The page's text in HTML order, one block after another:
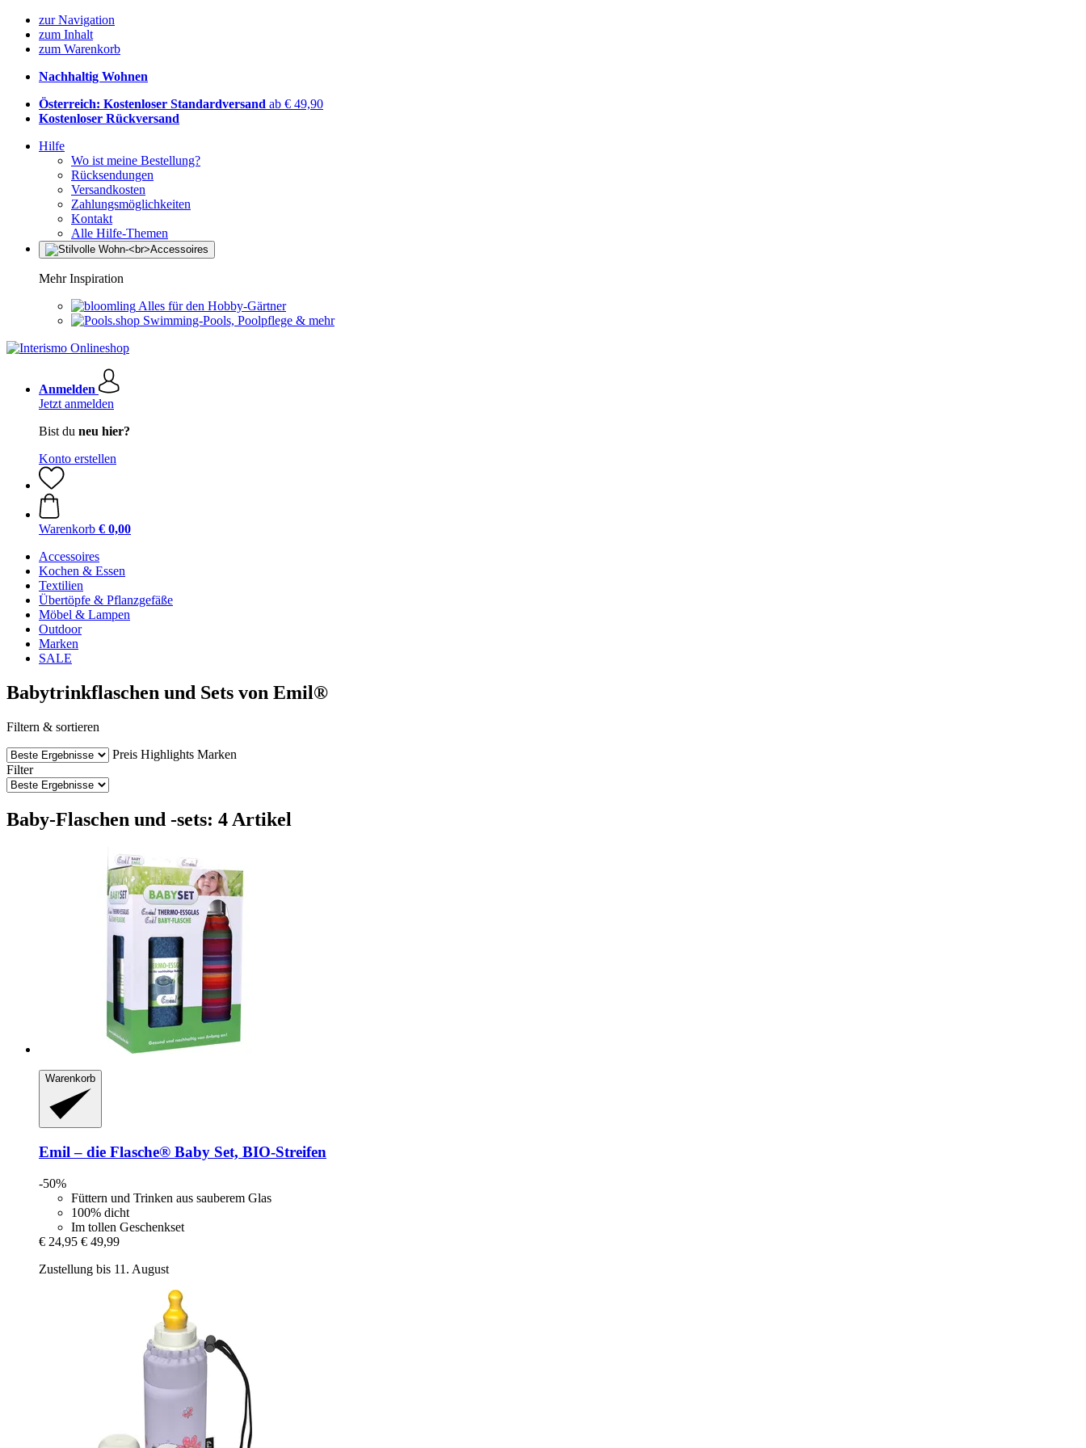
zur Navigation
zum Inhalt
zum Warenkorb
Nachhaltig Wohnen
Österreich: Kostenloser Standardversand ab € 49,90
Kostenloser Rückversand
Hilfe
Wo ist meine Bestellung?
Rücksendungen
Versandkosten
Zahlungsmöglichkeiten
Kontakt
Alle Hilfe-Themen
Mehr Inspiration
Alles für den Hobby-Gärtner
Swimming-Pools, Poolpflege & mehr
Anmelden
Jetzt anmelden
Bist du neu hier?
Konto erstellen
Warenkorb € 0,00
Accessoires
Kochen & Essen
Textilien
Übertöpfe & Pflanzgefäße
Möbel & Lampen
Outdoor
Marken
SALE
Babytrinkflaschen und Sets von Emil®
Filtern & sortieren
Preis Highlights Marken
Filter
Baby-Flaschen und -sets: 4 Artikel
Warenkorb
Emil – die Flasche® Baby Set, BIO-​Streifen
-50%
Füttern und Trinken aus sauberem Glas
100% dicht
Im tollen Geschenkset
€ 24,95 € 49,99
Zustellung bis 11. August